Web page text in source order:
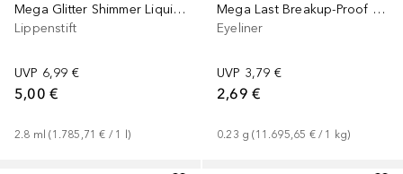
Mega Glitter Shimmer Liquid Lipstick
Lippenstift
UVP 6,99 €
5,00 €
2.8 ml (1.785,71 € / 1 l)
Mega Last Breakup-Proof Retractable
Eyeliner
UVP 3,79 €
2,69 €
0.23 g (11.695,65 € / 1 kg)